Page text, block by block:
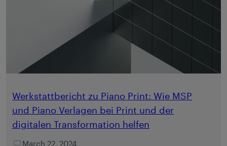
Werkstattbericht zu Piano Print: Wie MSP
und Piano Verlagen bei Print und der
digitalen Transformation helfen
March 22, 2024